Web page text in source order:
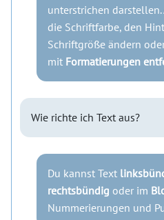
unterstrichen
die Schriftfarbe, den
Schriftgröße ändern
mit Formatierungen
Wie richte ich Text aus?
Du kannst Text
rechtsbündig oder im
Nummerierungen und